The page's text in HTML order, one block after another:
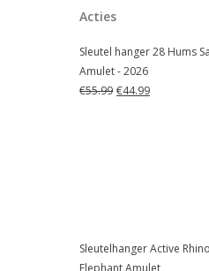
Acties
Sleutel hanger 28 Hums
Amulet - 2026
€55.99 Oorspronkelijke
€44.99Huidige
Sleutelhanger Active
Elephant Amulet